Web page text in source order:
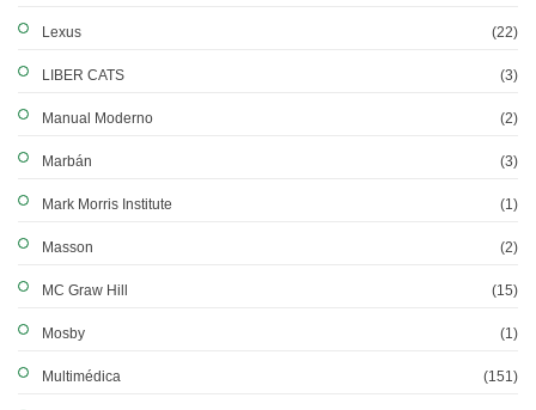
Lexus (22)
LIBER CATS (3)
Manual Moderno (2)
Marbán (3)
Mark Morris Institute (1)
Masson (2)
MC Graw Hill (15)
Mosby (1)
Multimédica (151)